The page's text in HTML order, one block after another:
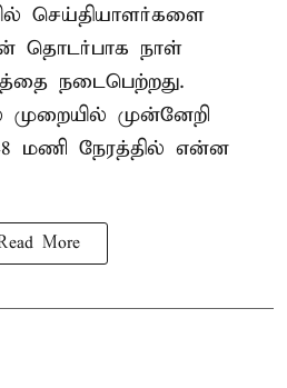
செய்தியாளர்களை
தொடர்பாக நாள்
நடைபெற்றது.
முறையில் முன்னேறி
மணி நேரத்தில் என்ன
More